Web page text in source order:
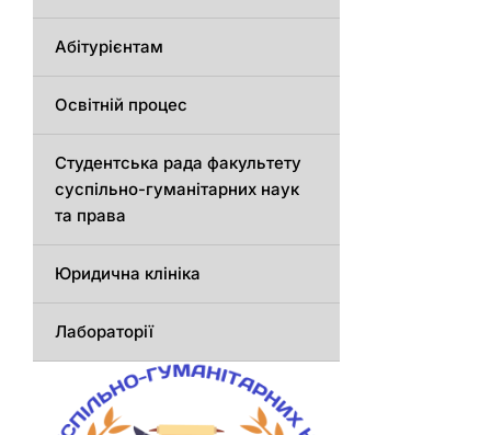
Абітурієнтам
Освітній процес
Студентська рада факультету
суспільно-гуманітарних наук
та права
Юридична клініка
Лабораторії